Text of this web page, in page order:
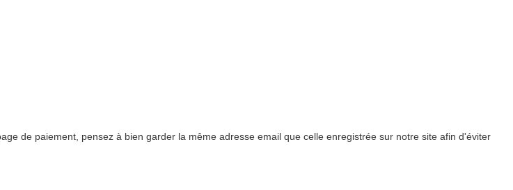
de paiement, pensez à bien garder la même adresse email que celle enregistrée sur notre site afin d'éviter